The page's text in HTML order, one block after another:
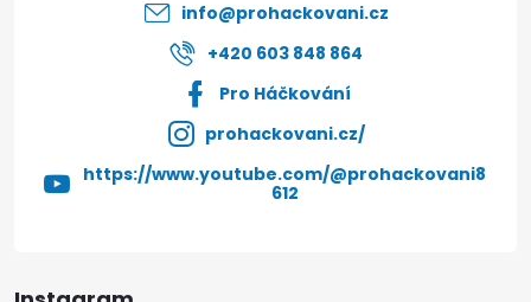
info@prohackovani.cz
+420 603 848 864
Pro Háčkování
prohackovani.cz/
https://www.youtube.com/@prohackovani8
612